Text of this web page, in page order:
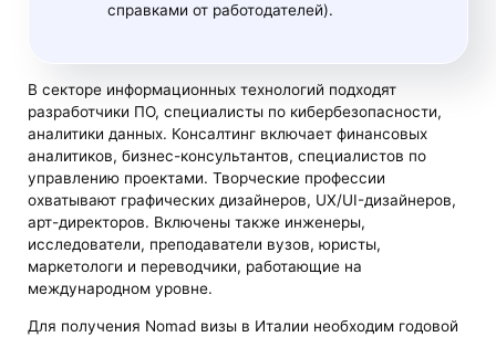
справками от работодателей)​.
В секторе информационных технологий подходят
разработчики ПО, специалисты по кибербезопасности,
аналитики данных. Консалтинг включает финансовых
аналитиков, бизнес-консультантов, специалистов по
управлению проектами. Творческие профессии
охватывают графических дизайнеров, UX/UI-дизайнеров,
арт-директоров. Включены также инженеры,
исследователи, преподаватели вузов, юристы,
маркетологи и переводчики, работающие на
международном уровне​.
Для получения Nomad визы в Италии необходим годовой